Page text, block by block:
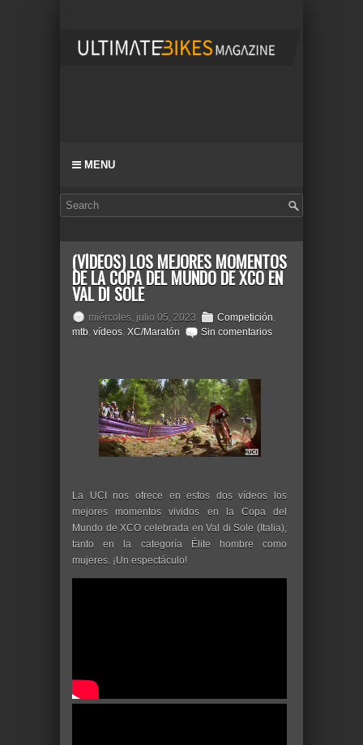
MENU
(VÍDEOS) LOS MEJORES MOMENTOS
DE LA COPA DEL MUNDO DE XCO EN
VAL DI SOLE
miércoles, julio 05, 2023 Competición,
mtb, vídeos, XC/Maratón Sin comentarios
La UCI nos ofrece en estos dos vídeos los
mejores momentos vividos en la Copa del
Mundo de XCO celebrada en Val di Sole (Italia),
tanto en la categoría Élite hombre como
mujeres. ¡Un espectáculo!